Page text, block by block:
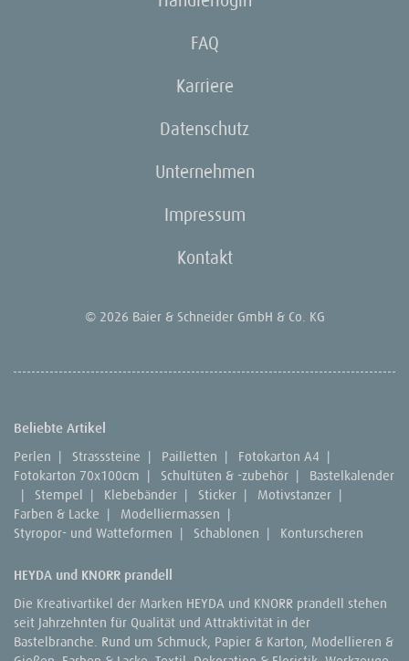
FAQ
Karriere
Datenschutz
Unternehmen
Impressum
Kontakt
© 2026 Baier & Schneider GmbH & Co. KG
Beliebte Artikel
Perlen | Strasssteine | Pailletten | Fotokarton A4 |
Fotokarton 70x100cm | Schultüten & -zubehör |
Bastelkalender
|
Stempel | Klebebänder | Sticker | Motivstanzer |
Farben & Lacke | Modelliermassen |
Styropor- und Watteformen | Schablonen | Konturscheren
HEYDA und KNORR prandell
Die Kreativartikel der Marken HEYDA und KNORR prandell stehen
seit Jahrzehnten für Qualität und Attraktivität in der
Bastelbranche. Rund um Schmuck, Papier & Karton, Modellieren &